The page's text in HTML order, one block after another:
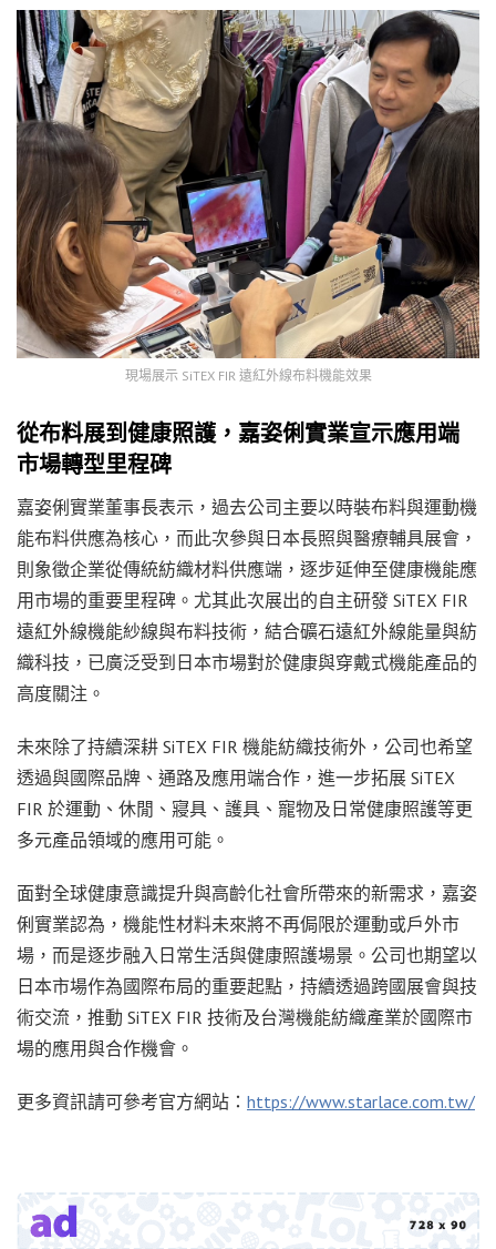
現場展示 SiTEX FIR 遠紅外線布料機能效果
從布料展到健康照護，嘉姿俐實業宣示應用端
市場轉型里程碑
嘉姿俐實業董事長表示，過去公司主要以時裝布料與運動機
能布料供應為核心，而此次參與日本長照與醫療輔具展會，
則象徵企業從傳統紡織材料供應端，逐步延伸至健康機能應
用市場的重要里程碑。尤其此次展出的自主研發 SiTEX FIR
遠紅外線機能紗線與布料技術，結合礦石遠紅外線能量與紡
織科技，已廣泛受到日本市場對於健康與穿戴式機能產品的
高度關注。
未來除了持續深耕 SiTEX FIR 機能紡織技術外，公司也希望
透過與國際品牌、通路及應用端合作，進一步拓展 SiTEX
FIR 於運動、休閒、寢具、護具、寵物及日常健康照護等更
多元產品領域的應用可能。
面對全球健康意識提升與高齡化社會所帶來的新需求，嘉姿
俐實業認為，機能性材料未來將不再侷限於運動或戶外市
場，而是逐步融入日常生活與健康照護場景。公司也期望以
日本市場作為國際布局的重要起點，持續透過跨國展會與技
術交流，推動 SiTEX FIR 技術及台灣機能紡織產業於國際市
場的應用與合作機會。
更多資訊請可參考官方網站： https://www.starlace.com.tw/